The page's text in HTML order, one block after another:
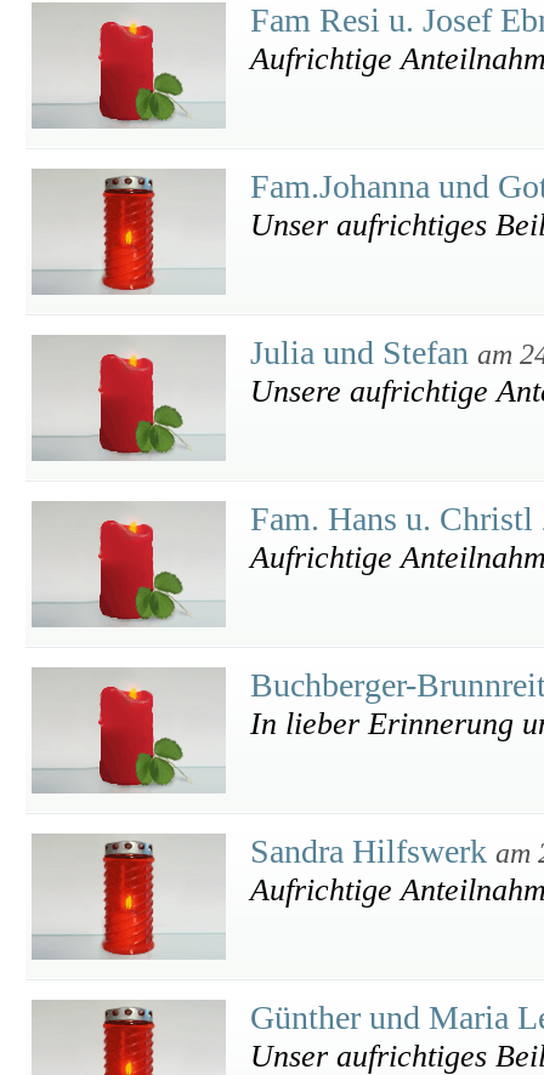
Fam Resi u. Josef
Aufrichtige
Fam.Johanna und
Unser aufrichtiges
Julia und Stefan am
Unsere aufrichtige
Fam. Hans u.
Aufrichtige
Buchberger-
In lieber Erinnerung
Sandra Hilfswerk am
Aufrichtige
Günther und Maria
Unser aufrichtiges